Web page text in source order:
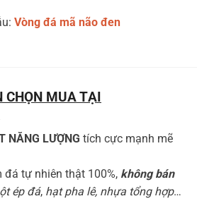
Vòng đá mã não đen
CHỌN MUA TẠI
NĂNG LƯỢNG tích cực mạnh mẽ
đá tự nhiên thật 100%, không bán
ép đá, hạt pha lê, nhựa tổng hợp…